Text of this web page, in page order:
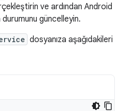
ve ardından Android
durumunu güncelleyin.
dosyanıza aşağıdakileri